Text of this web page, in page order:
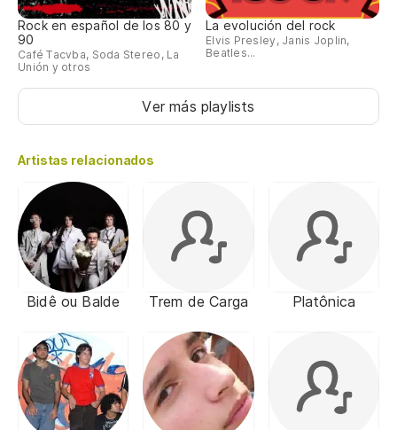
Rock en español de los 80 y
90
Café Tacvba, Soda Stereo, La
Unión y otros
La evolución del rock
Elvis Presley, Janis Joplin,
Beatles...
Ver más playlists
Artistas relacionados
Bidê ou Balde Trem de Carga Platônica